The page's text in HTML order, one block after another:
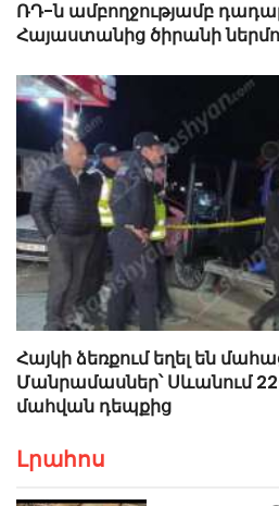
ՌԴ-ն ամբողջությամբ
Հայաստանից ծիրանի
Հայկի ձեռքում եղել են
Մանրամասներ՝ Սևանում
մահվան դեպքից
Լրահոս